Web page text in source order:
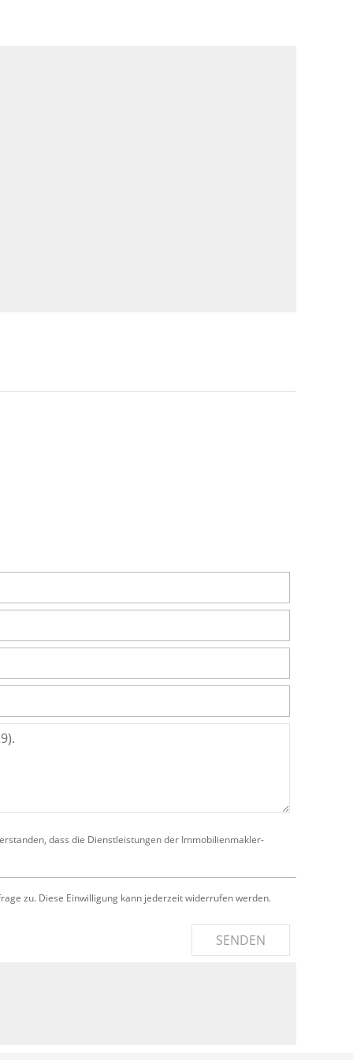
dass die Dienstleistungen der Immobilienmakler-
zu. Diese Einwilligung kann jederzeit widerrufen werden.
SENDEN